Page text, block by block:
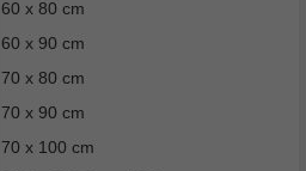
60 x 80 cm
60 x 90 cm
70 x 80 cm
70 x 90 cm
70 x 100 cm